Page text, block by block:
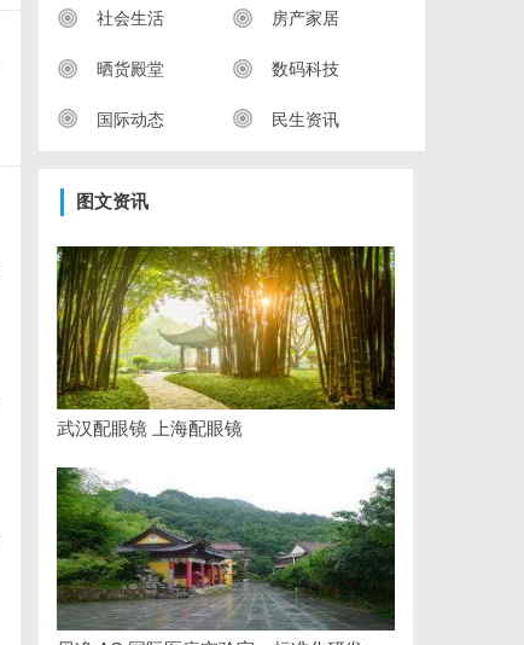
社会生活 房产家居
晒货殿堂 数码科技
国际动态 民生资讯
图文资讯
武汉配眼镜 上海配眼镜